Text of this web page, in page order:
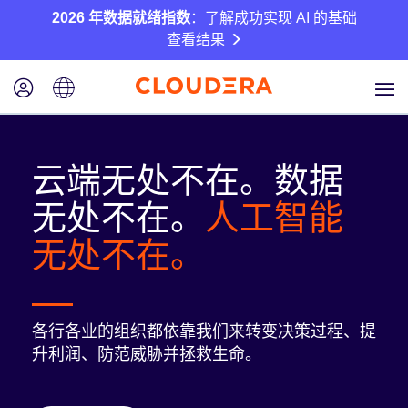
2026 年数据就绪指数：了解成功实现 AI 的基础
查看结果
云端无处不在。数据
无处不在。
人工智能
无处不在。
各行各业的组织都依靠我们来转变决策过程、提
升利润、防范威胁并拯救生命。